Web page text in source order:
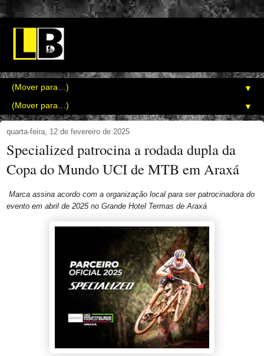
▼
▼
quarta-feira, 12 de fevereiro de 2025
Specialized patrocina a rodada dupla da
Copa do Mundo UCI de MTB em Araxá
Marca assina acordo com a organização local para ser patrocinadora do
evento em abril de 2025 no Grande Hotel Termas de Araxá